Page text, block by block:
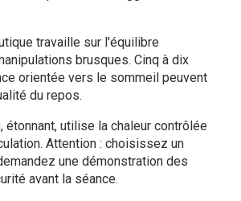
travaille sur l'équilibre
brusques. Cinq à dix
orientée vers le sommeil peuvent
du repos.
étonnant, utilise la chaleur contrôlée
Attention : choisissez un
une démonstration des
avant la séance.